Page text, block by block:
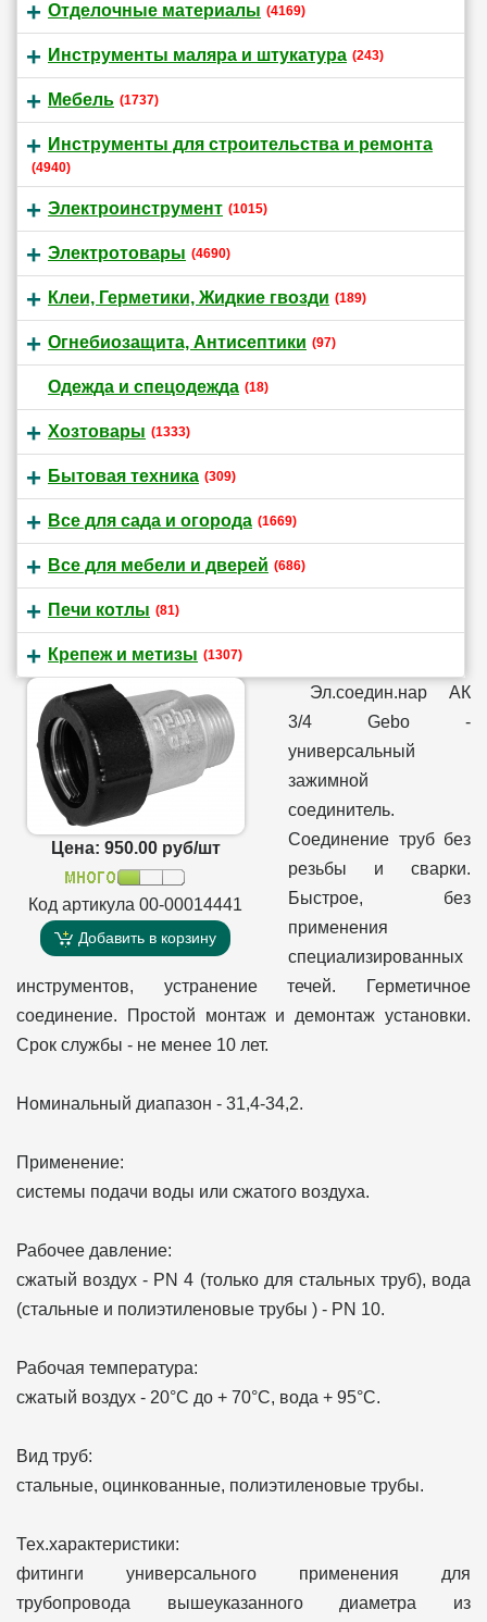
Отделочные материалы (4169)
Инструменты маляра и штукатура (243)
Мебель (1737)
Инструменты для строительства и ремонта
(4940)
Электроинструмент (1015)
Электротовары (4690)
Клеи, Герметики, Жидкие гвозди (189)
Огнебиозащита, Антисептики (97)
Одежда и спецодежда (18)
Хозтовары (1333)
Бытовая техника (309)
Все для сада и огорода (1669)
Все для мебели и дверей (686)
Печи котлы (81)
Крепеж и метизы (1307)
Цена: 950.00 руб/шт
Код артикула 00-00014441
Добавить в корзину
Эл.соедин.нар АК
3/4 Gebo -
универсальный
зажимной
соединитель.
Соединение труб без
резьбы и сварки.
Быстрое, без
применения
специализированных
инструментов, устранение течей. Герметичное
соединение. Простой монтаж и демонтаж установки.
Срок службы - не менее 10 лет.
Номинальный диапазон - 31,4-34,2.
Применение:
системы подачи воды или сжатого воздуха.
Рабочее давление:
сжатый воздух - PN 4 (только для стальных труб), вода
(стальные и полиэтиленовые трубы ) - PN 10.
Рабочая температура:
сжатый воздух - 20°C дo + 70°C, вода + 95°C.
Вид труб:
стальные, оцинкованные, полиэтиленовые трубы.
Тех.характеристики:
фитинги универсального применения для
трубопровода вышеуказанного диаметра из